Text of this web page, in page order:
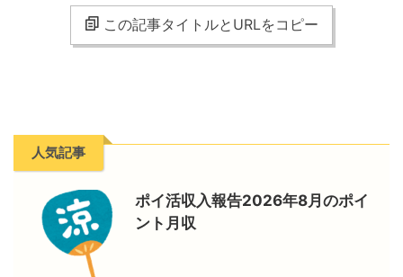
この記事タイトルとURLをコピー
人気記事
ポイ活収入報告2026年8月のポイ
ント月収